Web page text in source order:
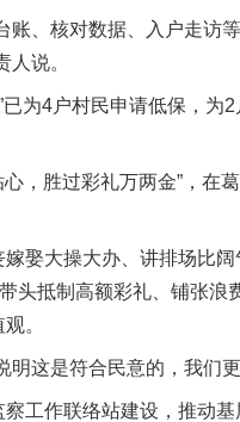
核对数据、入户走访等
说。
4户村民申请低保，为2
胜过彩礼万两金”，在
大操大办、讲排场比阔
头抵制高额彩礼、铺张
。
是符合民意的，我们更
作联络站建设，推动基